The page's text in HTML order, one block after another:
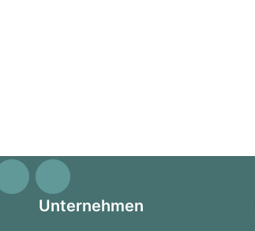
Unternehmen